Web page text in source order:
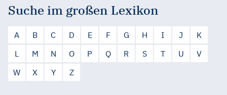
Suche im großen Lexikon
A B C D E F G H I J
K
L
M N O P Q R S T U
V
W
X Y Z